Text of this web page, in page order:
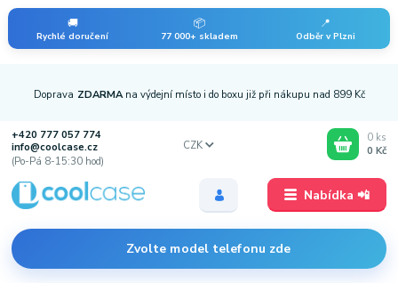
🚚
Rychlé doručení
📦
77 000+ skladem
📍
Odběr v Plzni
Nabídka 📲
Doprava ZDARMA na výdejní místo i do boxu již při nákupu nad 899 Kč
+420 777 057 774
info@coolcase.cz
(Po-Pá 8-15:30 hod)
Zvolte model telefonu zde
CZK
0 ks
0 Kč